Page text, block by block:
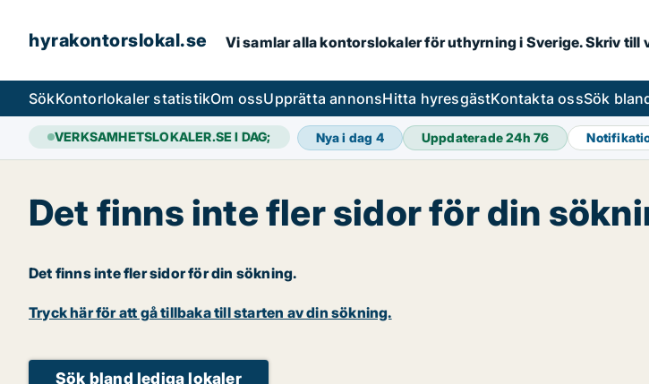
hyrakontorslokal.se Vi samlar alla kontorslokaler för uthyrning i Sverige. Skriv
SökKontorlokaler statistikOm ossUpprätta annonsHitta hyresgästKontakta ossSök
VERKSAMHETSLOKALER.SE I DAG; Nya i dag 4 Uppdaterade 24h76
Det finns inte fler sidor för din
Det finns inte fler sidor för din sökning.
Tryck här för att gå tillbaka till starten av din sökning.
Sök bland lediga lokaler